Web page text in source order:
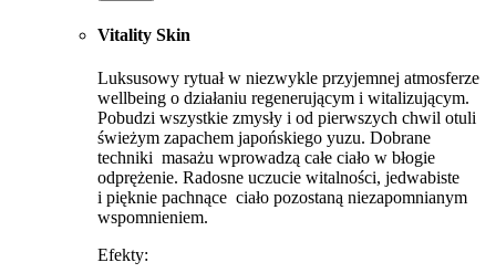
Vitality Skin
Luksusowy rytuał w niezwykle przyjemnej atmosferze
wellbeing o działaniu regenerującym i witalizującym.
Pobudzi wszystkie zmysły i od pierwszych chwil otuli
świeżym zapachem japońskiego yuzu. Dobrane
techniki masażu wprowadzą całe ciało w błogie
odprężenie. Radosne uczucie witalności, jedwabiste
i pięknie pachnące ciało pozostaną niezapomnianym
wspomnieniem.
Efekty: